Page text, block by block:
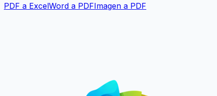
PDF a ExcelWord a PDFImagen a PDF